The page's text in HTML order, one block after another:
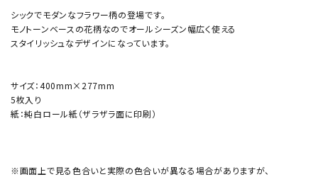
シックでモダンなフラワー柄の登場です。
モノトーンベースの花柄なのでオールシーズン幅広く使える
スタイリッシュなデザインになっています。
サイズ：400mm×277mm
5枚入り
紙：純白ロール紙（ザラザラ面に印刷）
※画面上で見る色合いと実際の色合いが異なる場合がありますが、